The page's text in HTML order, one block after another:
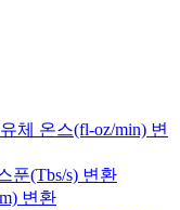
체 온스(fl-oz/min) 변
푼(Tbs/s) 변환
변환